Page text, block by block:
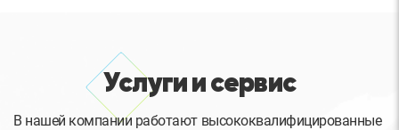
Услуги и сервис
В нашей компании работают высококвалифицированные